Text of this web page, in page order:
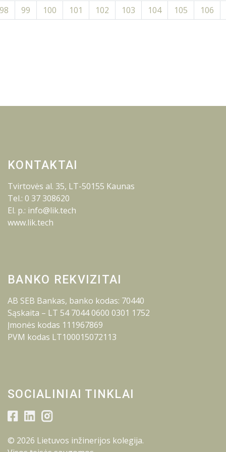
98 99 100 101 102 103 104 105 106
KONTAKTAI
Tvirtovės al. 35, LT-50155 Kaunas
Tel.: 0 37 308620
El. p.: info@lik.tech
www.lik.tech
BANKO REKVIZITAI
AB SEB Bankas, banko kodas: 70440
Sąskaita – LT 54 7044 0600 0301 1752
Įmonės kodas 111967869
PVM kodas LT100015072113
SOCIALINIAI TINKLAI
© 2026 Lietuvos inžinerijos kolegija.